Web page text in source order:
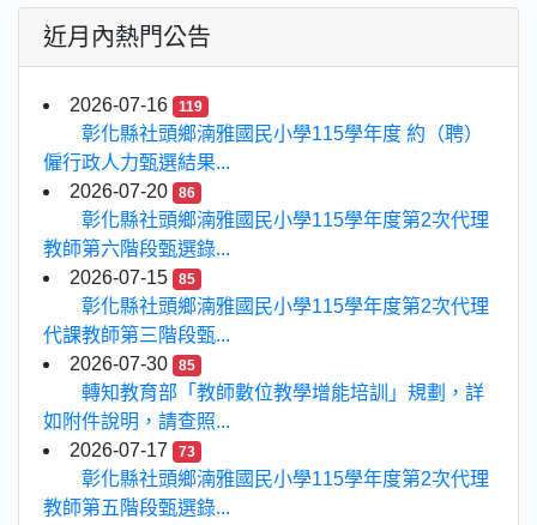
近月內熱門公告
2026-07-16 119
彰化縣社頭鄉湳雅國民小學115學年度 約（聘）
僱行政人力甄選結果...
2026-07-20
86
彰化縣社頭鄉湳雅國民小學115學年度第2次代理
教師第六階段甄選錄...
2026-07-15
85
彰化縣社頭鄉湳雅國民小學115學年度第2次代理
代課教師第三階段甄...
2026-07-30
85
轉知教育部「教師數位教學增能培訓」規劃，詳
如附件說明，請查照...
2026-07-17
73
彰化縣社頭鄉湳雅國民小學115學年度第2次代理
教師第五階段甄選錄...